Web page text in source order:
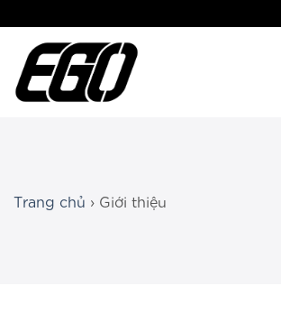
đến
dung
Trang chủ › Giới thiệu